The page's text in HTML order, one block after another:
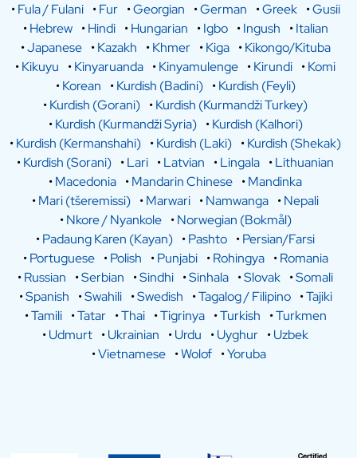
•Fula / Fulani •Fur •Georgian •German •Greek •Gusii
•Hebrew •Hindi •Hungarian •Igbo •Ingush •Italian
•Japanese •Kazakh •Khmer •Kiga •Kikongo/Kituba
•Kikuyu •Kinyaruanda •Kinyamulenge •Kirundi •Komi
•Korean •Kurdish (Badini) •Kurdish (Feyli)
•Kurdish (Gorani) •Kurdish (Kurmandži Turkey)
•Kurdish (Kurmandži Syria) •Kurdish (Kalhori)
•Kurdish (Kermanshahi) •Kurdish (Laki) •Kurdish (Shekak)
•Kurdish (Sorani) •Lari •Latvian •Lingala •Lithuanian
•Macedonia •Mandarin Chinese •Mandinka
•Mari (tšeremissi) •Marwari •Namwanga •Nepali
•Nkore / Nyankole •Norwegian (Bokmål)
•Padaung Karen (Kayan) •Pashto •Persian/Farsi
•Portuguese •Polish •Punjabi •Rohingya •Romania
•Russian •Serbian •Sindhi •Sinhala •Slovak •Somali
•Spanish •Swahili •Swedish •Tagalog / Filipino •Tajiki
•Tamili •Tatar •Thai •Tigrinya •Turkish •Turkmen
•Udmurt •Ukrainian •Urdu •Uyghur •Uzbek
•Vietnamese •Wolof •Yoruba